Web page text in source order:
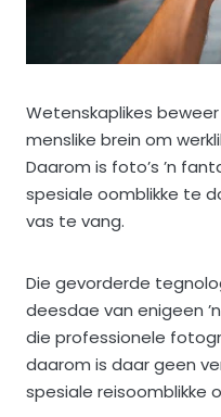
Wetenskaplikes
menslike brein om
Daarom is foto’s ’n
spesiale oomblikke te
vas te vang.
Die gevorderde
deesdae van enigeen
die professionele
daarom is daar geen
spesiale reisoomblikke